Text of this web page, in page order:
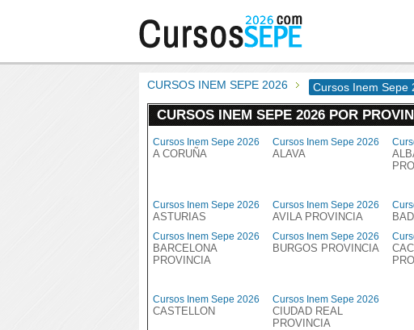
CURSOS INEM SEPE 2026 Cursos Inem Sepe
CURSOS INEM SEPE 2026 POR
Cursos Inem Sepe 2026
A CORUÑA
Cursos Inem Sepe 2026
ALAVA
Cursos Inem Sepe 2026
ASTURIAS
Cursos Inem Sepe 2026
AVILA PROVINCIA
Cursos Inem Sepe 2026
BARCELONA
PROVINCIA
Cursos Inem Sepe 2026
BURGOS PROVINCIA
Cursos Inem Sepe 2026
CASTELLON
Cursos Inem Sepe 2026
CIUDAD REAL
PROVINCIA